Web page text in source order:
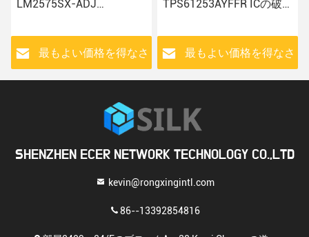
LM2575SX-ADJ
TMS320F2810PBKA ICは
電子部品の製造業者を欠
く
最もよい価格を得なさ
TPS61253AYFFR ICの破
LM5069MM-1/NOPB
LM74610QDGKTQ1
最もよい価格を得なさ
SHENZHEN ECER NETWORK TECHNOLOGY CO.,LTD
kevin@rongxingintl.com
86--13392854816